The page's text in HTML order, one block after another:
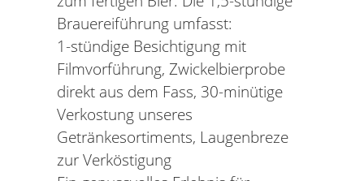
Brauereiführung umfasst:
1-stündige Besichtigung mit
Filmvorführung, Zwickelbierprobe
direkt aus dem Fass, 30-minütige
Verkostung unseres
Getränkesortiments, Laugenbreze
zur Verköstigung